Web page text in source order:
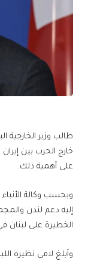
طالب وزير الخارجية
خارج الحرب بين
على أهمية ذلك.
وبحسب وكالة
إليه دعم لندن
الخطيرة على لبنان
وأبلغ لامي نظيره